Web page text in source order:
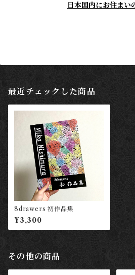
日本国内にお住まい
最近チェックした商品
8drawers 初作品集
¥3,300
その他の商品